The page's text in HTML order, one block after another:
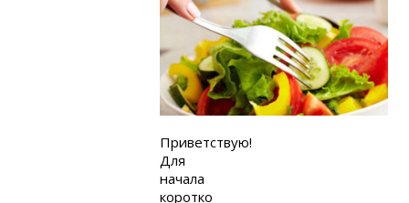
Приветствую!
Для
начала
коротко